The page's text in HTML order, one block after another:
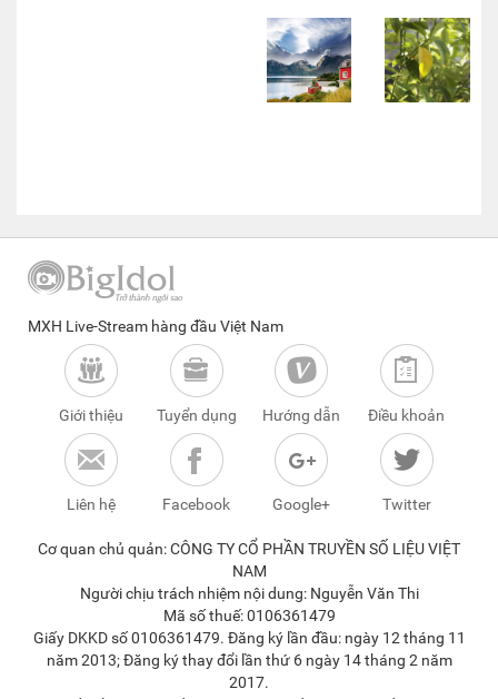
MXH Live-Stream hàng đầu Việt Nam
Giới thiệu Tuyển dụng Hướng dẫn Điều khoản
Liên hệ Facebook Google+ Twitter
Cơ quan chủ quản: CÔNG TY CỔ PHẦN TRUYỀN SỐ LIỆU VIỆT
NAM
Người chịu trách nhiệm nội dung: Nguyễn Văn Thi
Mã số thuế: 0106361479
Giấy DKKD số 0106361479. Đăng ký lần đầu: ngày 12 tháng 11
năm 2013; Đăng ký thay đổi lần thứ 6 ngày 14 tháng 2 năm
2017.